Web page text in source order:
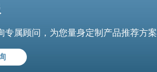
专属顾问，为您量身定制产品推荐方案